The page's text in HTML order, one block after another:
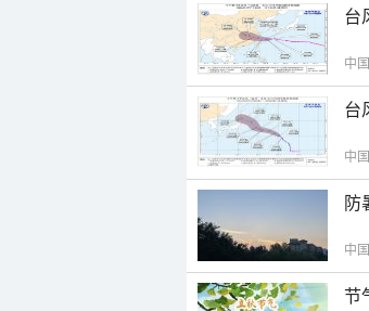
台
中
台
中
防
中
节